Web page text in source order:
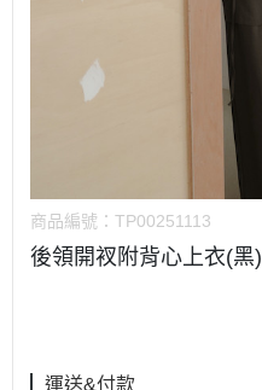
商品編號： TP00251113
後領開衩附背心上衣(黑)
運送&付款